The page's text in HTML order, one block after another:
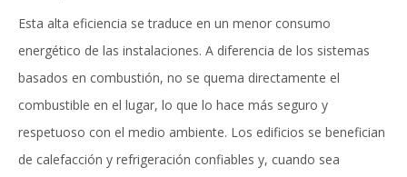
Esta alta eficiencia se traduce en un menor consumo
energético de las instalaciones. A diferencia de los sistemas
basados ​​en combustión, no se quema directamente el
combustible en el lugar, lo que lo hace más seguro y
respetuoso con el medio ambiente. Los edificios se benefician
de calefacción y refrigeración confiables y, cuando sea